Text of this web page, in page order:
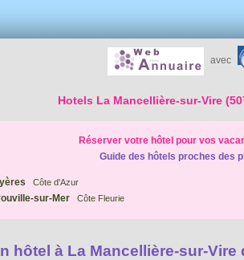
avec
Hotels La Mancellière-sur-Vire
Réserver votre hôtel pour vos
Guide des hôtels proches des
Côte d'Azur
sur-Mer Côte Fleurie
hôtel à La Mancellière-sur-